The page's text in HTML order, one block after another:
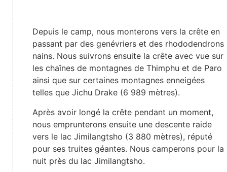
Depuis le camp, nous monterons vers la crête en
passant par des genévriers et des rhododendrons
nains. Nous suivrons ensuite la crête avec vue sur
les chaînes de montagnes de Thimphu et de Paro
ainsi que sur certaines montagnes enneigées
telles que Jichu Drake (6 989 mètres).
Après avoir longé la crête pendant un moment,
nous emprunterons ensuite une descente raide
vers le lac Jimilangtsho (3 880 mètres), réputé
pour ses truites géantes. Nous camperons pour la
nuit près du lac Jimilangtsho.